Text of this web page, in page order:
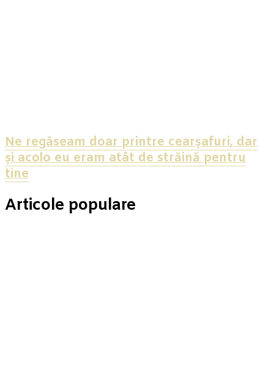
Ne regăseam doar printre cearșafuri, dar
și acolo eu eram atât de străină pentru
tine
Articole populare